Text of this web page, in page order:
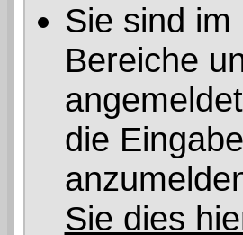
Sie sind
Bereiche
die
Sie dies